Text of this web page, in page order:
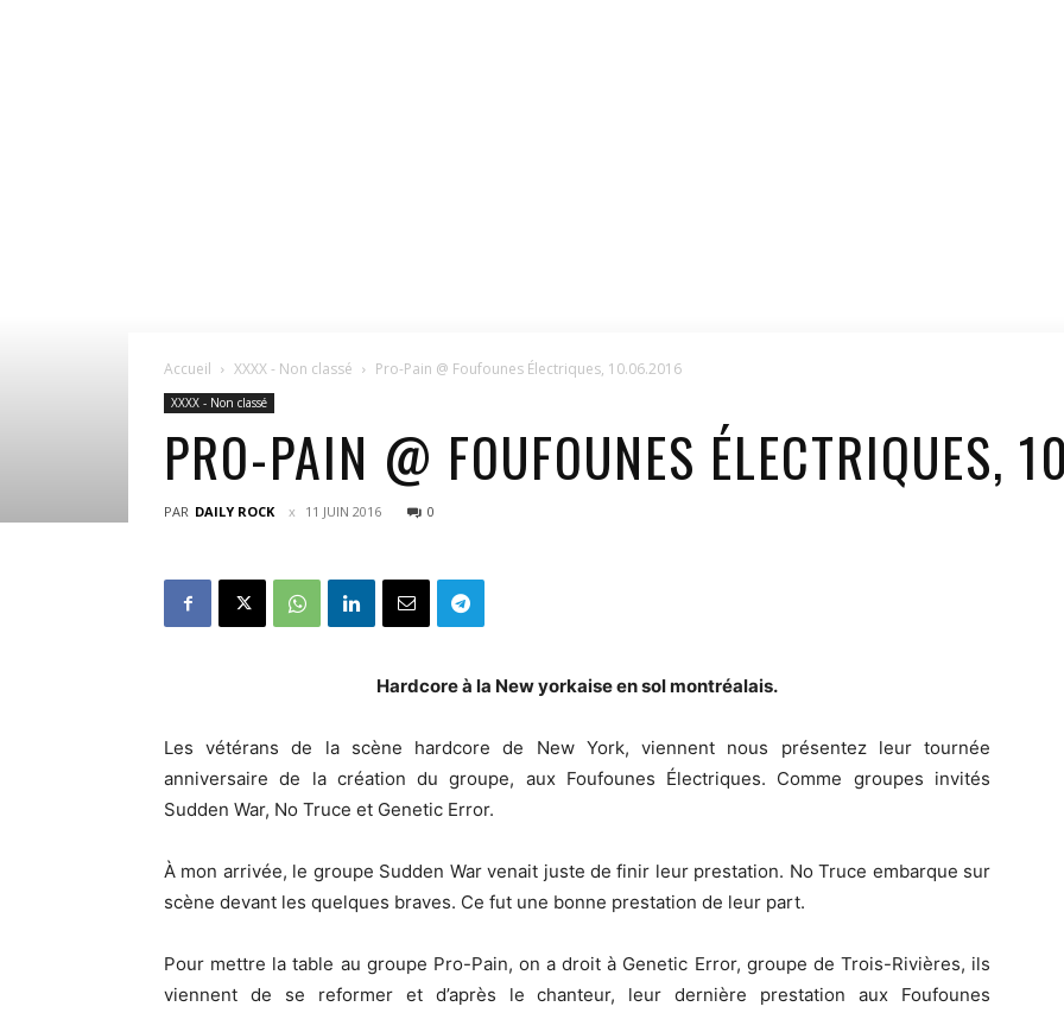
Accueil XXXX - Non classé Pro-Pain @ Foufounes Électriques, 10.06.2016
XXXX - Non classé
PRO-PAIN @ FOUFOUNES ÉLECTRIQUES,
PAR DAILY ROCK 11 JUIN 2016 0
Hardcore à la New yorkaise en sol montréalais.
Les vétérans de la scène hardcore de New York, viennent nous présentez leur tournée
anniversaire de la création du groupe, aux Foufounes Électriques. Comme groupes invités
Sudden War, No Truce et Genetic Error.
À mon arrivée, le groupe Sudden War venait juste de finir leur prestation. No Truce embarque sur
scène devant les quelques braves. Ce fut une bonne prestation de leur part.
Pour mettre la table au groupe Pro-Pain, on a droit à Genetic Error, groupe de Trois-Rivières, ils
viennent de se reformer et d’après le chanteur, leur dernière prestation aux Foufounes